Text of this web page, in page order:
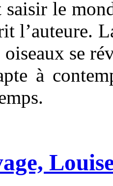
le
l’auteure.
oiseaux se
à